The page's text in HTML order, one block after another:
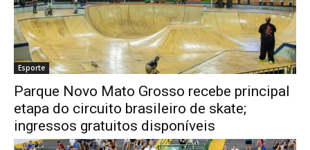
Esporte
Parque Novo Mato Grosso recebe principal
etapa do circuito brasileiro de skate;
ingressos gratuitos disponíveis